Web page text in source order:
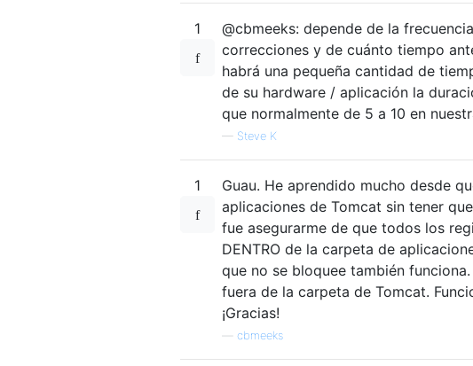
1
@cbmeeks: depende de la
correcciones y de cuánto tiempo
habrá una pequeña cantidad de
de su hardware / aplicación la
que normalmente de 5 a 10 en
— Steve K
1
Guau. He aprendido mucho desde
aplicaciones de Tomcat sin tener
fue asegurarme de que todos los
DENTRO de la carpeta de
que no se bloquee también
fuera de la carpeta de Tomcat.
¡Gracias!
cbmeeks